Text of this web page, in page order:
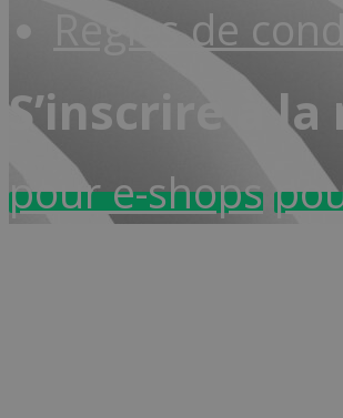
Règles de
S’inscrire à
pour e-shops